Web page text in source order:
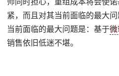
师同时担心，重组成本将会使
紧，而且对其当前面临的最大
当前面临的最大问题是：基于
销售依旧低迷不堪。